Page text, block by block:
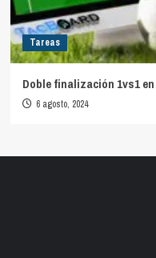
Tareas
Doble finalización 1vs1
6 agosto, 2024